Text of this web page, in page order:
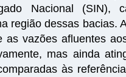
Nacional (SIN),
região dessas bacias.
as vazões afluentes
mas ainda
às